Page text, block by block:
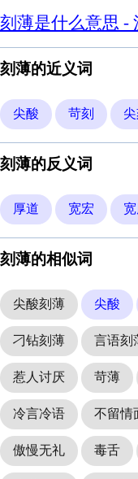
刻薄是什么意思 -
刻薄的近义词
尖酸 苛刻 尖
刻薄的反义词
厚道 宽宏
刻薄的相似词
尖酸刻薄 尖酸
刁钻刻薄 言语刻
惹人讨厌 苛薄
冷言冷语 不留情
傲慢无礼 毒舌